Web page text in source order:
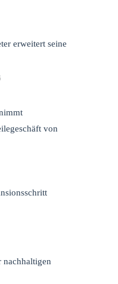
erweitert seine
von
nachhaltigen